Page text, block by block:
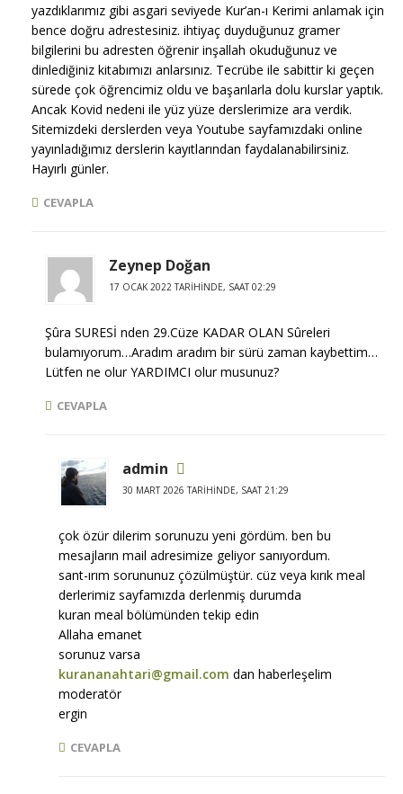
yazdıklarımız gibi asgari seviyede Kur’an-ı Kerimi anlamak için
bence doğru adrestesiniz. ihtiyaç duyduğunuz gramer
bilgilerini bu adresten öğrenir inşallah okuduğunuz ve
dinlediğiniz kitabımızı anlarsınız. Tecrübe ile sabittir ki geçen
sürede çok öğrencimiz oldu ve başarılarla dolu kurslar yaptık.
Ancak Kovid nedeni ile yüz yüze derslerimize ara verdik.
Sitemizdeki derslerden veya Youtube sayfamızdaki online
yayınladığımız derslerin kayıtlarından faydalanabilirsiniz.
Hayırlı günler.
CEVAPLA
Zeynep Doğan
17 OCAK 2022 TARIHINDE, SAAT 02:29
Şûra SURESİ nden 29.Cüze KADAR OLAN Sûreleri
bulamıyorum…Aradım aradım bir sürü zaman kaybettim…
Lütfen ne olur YARDIMCI olur musunuz?
CEVAPLA
admin
30 MART 2026 TARIHINDE, SAAT 21:29
çok özür dilerim sorunuzu yeni gördüm. ben bu
mesajların mail adresimize geliyor sanıyordum.
sant-ırım sorununuz çözülmüştür. cüz veya kırık meal
derlerimiz sayfamızda derlenmiş durumda
kuran meal bölümünden tekip edin
Allaha emanet
sorunuz varsa
kurananahtari@gmail.com dan haberleşelim
moderatör
ergin
CEVAPLA